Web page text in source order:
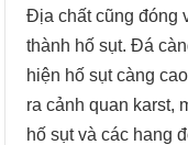
Địa chất cũng đóng
thành hố sụt. Đá
hiện hố sụt càng
ra cảnh quan karst,
hố sụt và các hang